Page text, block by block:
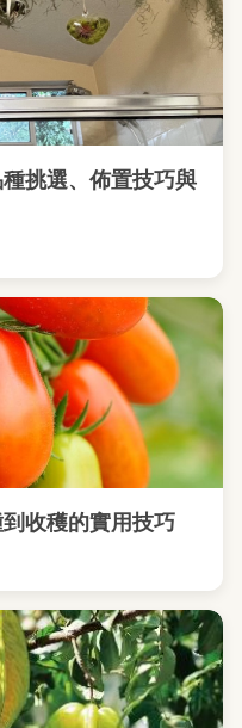
挑選、佈置技巧與
收穫的實用技巧